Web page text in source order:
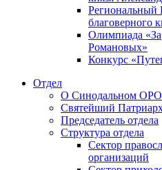
Региональный
благоверного
Олимпиада
Романовых»
Конкурс
Отдел
О Синодальном
Святейший
Председатель отдела
Структура отдела
Сектор
организаций